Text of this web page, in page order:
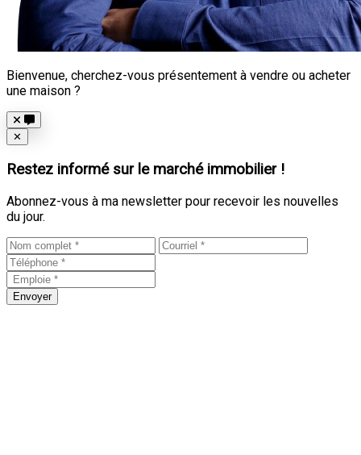
Bienvenue, cherchez-vous présentement à vendre ou acheter
une maison ?
Close
✕
Restez informé sur le marché immobilier !
Abonnez-vous à ma newsletter pour recevoir les nouvelles
du jour.
Envoyer